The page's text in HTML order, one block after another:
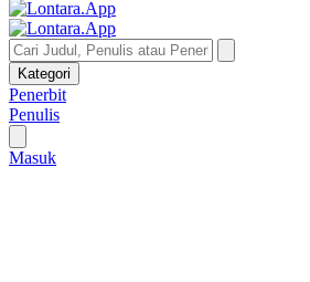
Kategori
Penerbit
Penulis
Masuk